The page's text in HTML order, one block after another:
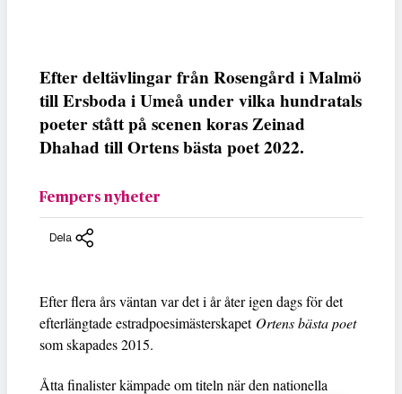
Efter deltävlingar från Rosengård i Malmö
till Ersboda i Umeå under vilka hundratals
poeter stått på scenen koras Zeinad
Dhahad till Ortens bästa poet 2022.
Fempers nyheter
Dela
Efter flera års väntan var det i år åter igen dags för det
efterlängtade estradpoesimästerskapet Ortens bästa poet
som skapades 2015.
Åtta finalister kämpade om titeln när den nationella